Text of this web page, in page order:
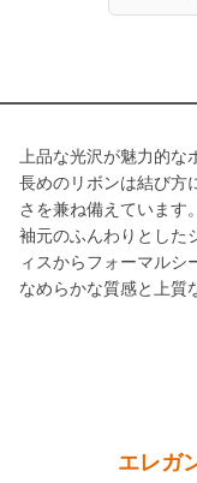
上品な光沢が魅力的な
長めのリボンは結び方
さを兼ね備えています。
袖元のふんわりとした
ィスからフォーマルシ
なめらかな質感と上質
エレガ